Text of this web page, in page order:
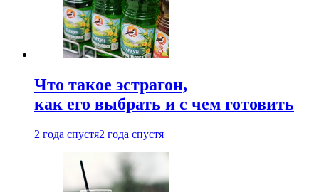
Что такое эстрагон,
как его выбрать и с чем готовить
2 года спустя2 года спустя